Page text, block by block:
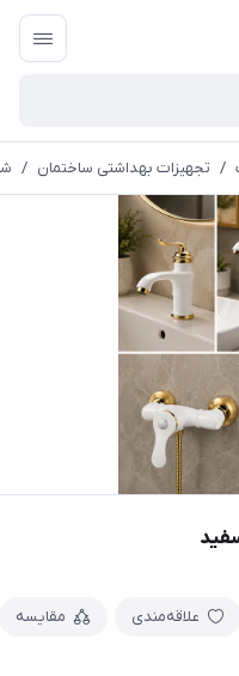
/ تجهیزات بهداشتی ساختمان /
علاقه‌مندی مقایسه